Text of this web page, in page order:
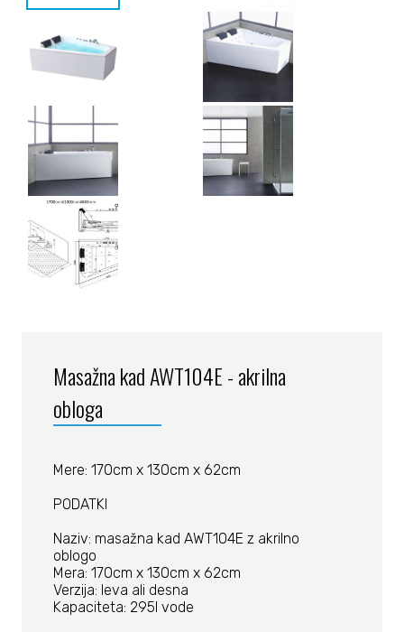
Masažna kad AWT104E - akrilna
obloga
Mere: 170cm x 130cm x 62cm
PODATKI
Naziv: masažna kad AWT104E z akrilno
oblogo
Mera: 170cm x 130cm x 62cm
Verzija: leva ali desna
Kapaciteta: 295l vode